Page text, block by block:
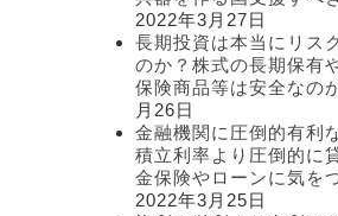
2022年3月27日
長期投資は本当にリス
のか？株式の長期保有
保険商品等は安全なの
月26日
金融機関に圧倒的有利
積立利率より圧倒的に
金保険やローンに気を
2022年3月25日